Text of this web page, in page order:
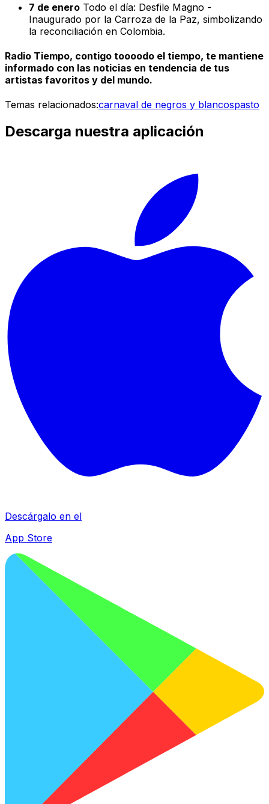
7 de enero Todo el día: Desfile Magno -
Inaugurado por la Carroza de la Paz, simbolizando
la reconciliación en Colombia.
Radio Tiempo, contigo toooodo el tiempo, te mantiene
informado con las noticias en tendencia de tus
artistas favoritos y del mundo.
Temas relacionados:carnaval de negros y blancospasto
Descarga nuestra aplicación
Descárgalo en el
App Store